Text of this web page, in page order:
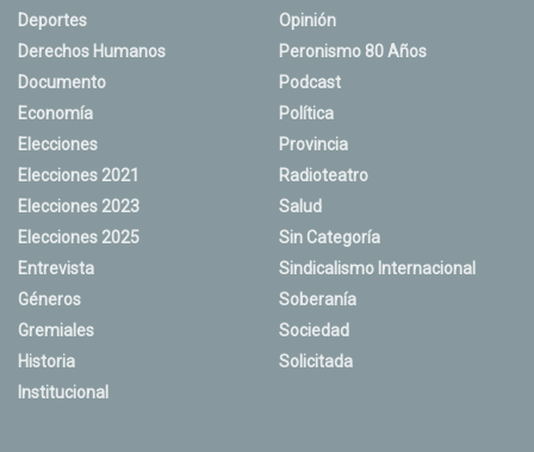
Deportes
Derechos Humanos
Documento
Economía
Elecciones
Elecciones 2021
Elecciones 2023
Elecciones 2025
Entrevista
Géneros
Gremiales
Historia
Institucional
Opinión
Peronismo 80 Años
Podcast
Política
Provincia
Radioteatro
Salud
Sin Categoría
Sindicalismo Internacional
Soberanía
Sociedad
Solicitada